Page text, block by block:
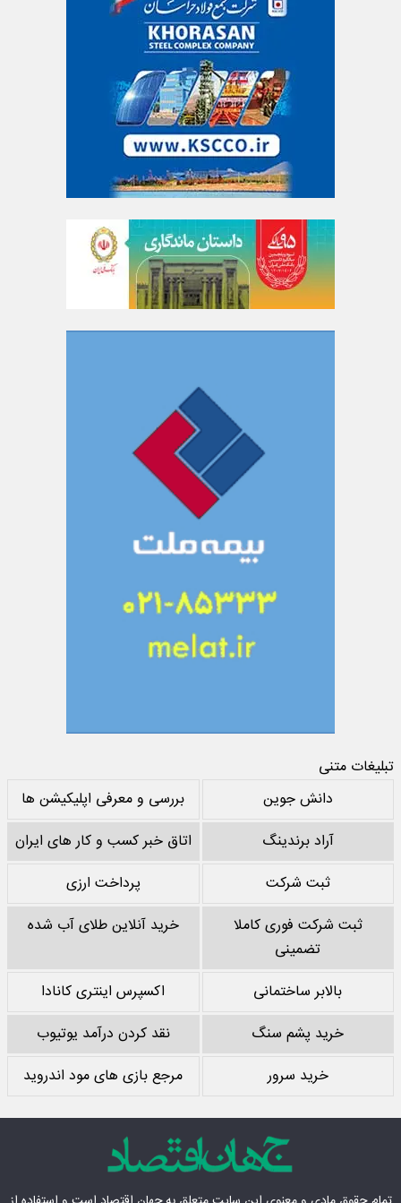
تبلیغات متنی
دانش جوین
بررسی و معرفی اپلیکیشن ها
آراد برندینگ
اتاق خبر کسب و کار های ایران
ثبت شرکت
پرداخت ارزی
ثبت شرکت فوری کاملا
تضمینی
خرید آنلاین طلای آب شده
بالابر ساختمانی
اکسپرس اینتری کانادا
خرید پشم سنگ
نقد کردن درآمد یوتیوب
خرید سرور
مرجع بازی های مود اندروید